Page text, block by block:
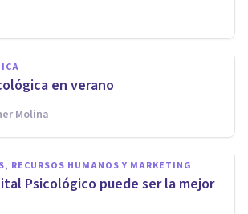
en verano
Molina
RECURSOS HUMANOS Y MARKETING
Psicológico puede ser la mejor